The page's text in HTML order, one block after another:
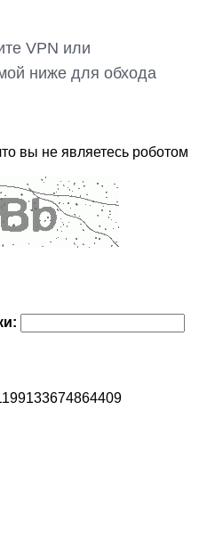
VPN или
ниже для обхода
вы не являетесь роботом